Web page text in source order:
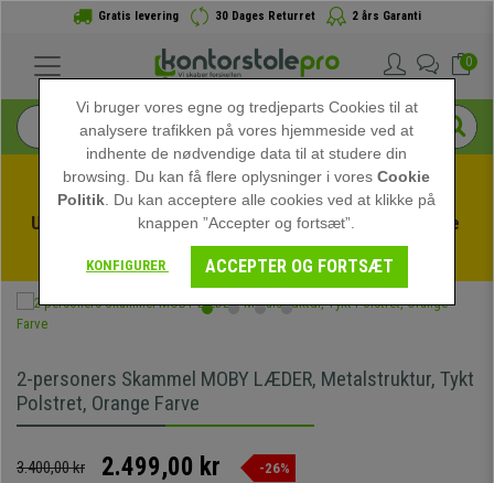
Gratis levering 30 Dages Returret 2 års Garanti
0
Udnyt sommerudsalget hos kontorstolepro! Eksklusive
rabatter i en begrænset periode - Se tilbuddet
2-personers Skammel MOBY LÆDER, Metalstruktur, Tykt
Polstret, Orange Farve
3.400,00 kr 2.499,00 kr -26%
Vi bruger vores egne og tredjeparts Cookies til at
analysere trafikken på vores hjemmeside ved at
indhente de nødvendige data til at studere din
browsing. Du kan få flere oplysninger i voresCookie
Politik . Du kan acceptere alle cookies ved at klikke på
knappen ”Accepter og fortsæt”.
KONFIGURER ACCEPTER OG FORTSÆT